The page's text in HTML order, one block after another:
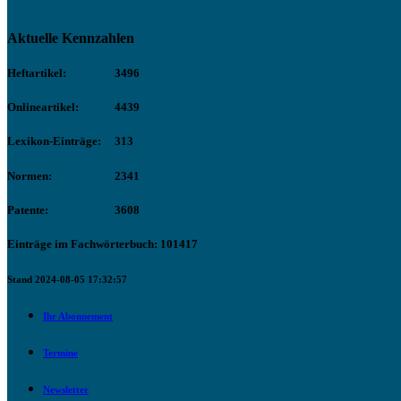
Aktuelle Kennzahlen
Heftartikel: 3496
Onlineartikel: 4439
Lexikon-Einträge: 313
Normen: 2341
Patente: 3608
Einträge im Fachwörterbuch: 101417
Stand 2024-08-05 17:32:57
Ihr Abonnement
Termine
Newsletter